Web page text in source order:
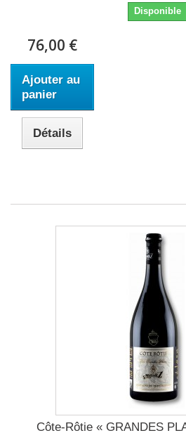
Disponible
76,00 €
Ajouter au
panier
Détails
Côte-Rôtie « GRANDES